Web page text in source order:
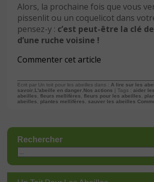
Alors, la prochaine fois que vous
pissenlit ou un coquelicot dans
pensez-y : c’est peut-être la clé
d’une ruche voisine !
Commenter cet article
Ecrit par Un toit pour les abeilles dans : A lire sur les
savoir L'abeille en danger Nos actions | Tags : aider
abeilles
fleurs mellifères fleurs pour les abeilles
abeilles
plantes mellifères sauver les abeilles
Rechercher